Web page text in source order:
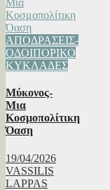
ΑΠΟΔΡΑΣΕΙΣ-
ΟΔΟΙΠΟΡΙΚΟ
ΚΥΚΛΑΔΕΣ
Μύκονος-
Μια
Κοσμοπολίτικη
Όαση
19/04/2026
VASSILIS
LAPPAS